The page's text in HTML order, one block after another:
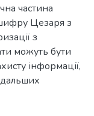
частина
Цезаря з
з
можуть бути
інформації,